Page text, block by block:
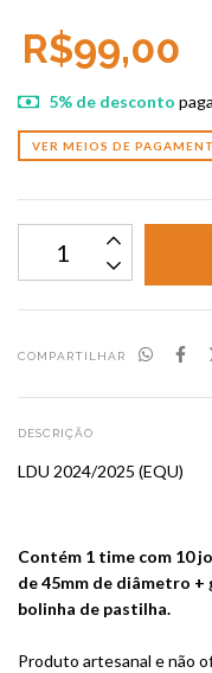
R$99,00
5% de desconto
VER MEIOS DE
COMPARTILHAR
DESCRIÇÃO
LDU 2024/2025 (EQU)
Contém 1 time com 10
de 45mm de diâmetro
bolinha de pastilha.
Produto artesanal e não